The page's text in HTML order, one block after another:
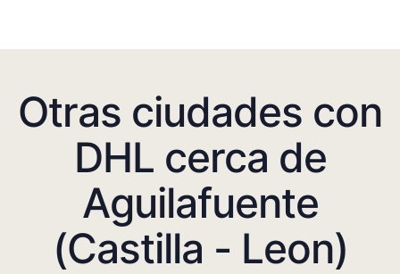
Otras ciudades con
DHL cerca de
Aguilafuente
(Castilla - Leon)